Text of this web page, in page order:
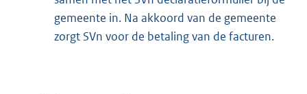
gemeente in. Na akkoord van de gemeente
zorgt SVn voor de betaling van de facturen.